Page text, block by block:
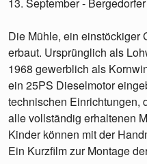
Die Mühle, ein einstöckiger
erbaut. Ursprünglich als
1968 gewerblich als
ein 25PS Dieselmotor
technischen Einrichtungen,
alle vollständig erhaltenen
Kinder können mit der
Ein Kurzfilm zur Montage